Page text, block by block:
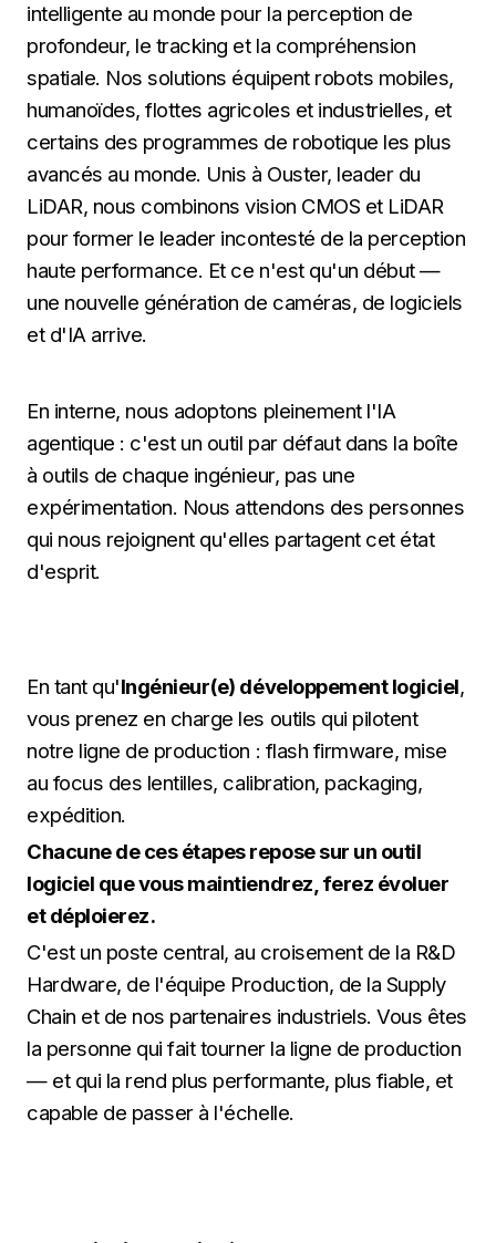
intelligente au monde pour la perception de
profondeur, le tracking et la compréhension
spatiale. Nos solutions équipent robots mobiles,
humanoïdes, flottes agricoles et industrielles, et
certains des programmes de robotique les plus
avancés au monde. Unis à Ouster, leader du
LiDAR, nous combinons vision CMOS et LiDAR
pour former le leader incontesté de la perception
haute performance. Et ce n'est qu'un début —
une nouvelle génération de caméras, de logiciels
et d'IA arrive.
En interne, nous adoptons pleinement l'IA
agentique : c'est un outil par défaut dans la boîte
à outils de chaque ingénieur, pas une
expérimentation. Nous attendons des personnes
qui nous rejoignent qu'elles partagent cet état
d'esprit.
En tant qu'Ingénieur(e) développement logiciel,
vous prenez en charge les outils qui pilotent
notre ligne de production : flash firmware, mise
au focus des lentilles, calibration, packaging,
expédition.
Chacune de ces étapes repose sur un outil
logiciel que vous maintiendrez, ferez évoluer
et déploierez.
C'est un poste central, au croisement de la R&D
Hardware, de l'équipe Production, de la Supply
Chain et de nos partenaires industriels. Vous êtes
la personne qui fait tourner la ligne de production
— et qui la rend plus performante, plus fiable, et
capable de passer à l'échelle.